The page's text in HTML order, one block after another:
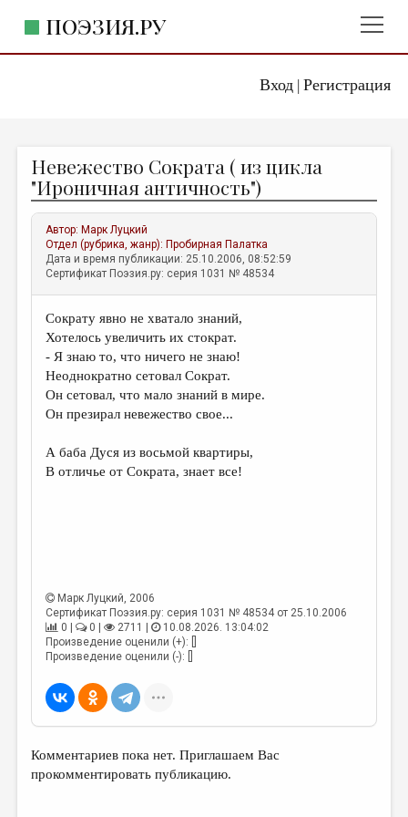
Вход| Регистрация
ПОЭЗИЯ.РУ
ЖАНРЫ
АВТОРЫ
КОММЕНТАРИИ
ЛИТСАЛОН
ПРАВИЛА САЙТА
ОТДЕЛЫ И РУБРИКИ
ИЗБРАННОЕ
ПРОИЗВЕДЕНИЯ
КНИЖНАЯ ПОЛКА
ОБЗОР ЛИТЕРАТУРЫ
СТРАНИЦЫ ПАМЯТИ
ОБЪЯВЛЕНИЯ
КОЛОНКА РЕДАКТОРА
РЕДКОЛЛЕГИЯ
Невежество Сократа ( из цикла
"Ироничная античность")
Автор: Марк Луцкий
Отдел (рубрика, жанр): Пробирная Палатка
Дата и время публикации: 25.10.2006, 08:52:59
Сертификат Поэзия.ру: серия 1031 № 48534
Сократу явно не хватало знаний,
Хотелось увеличить их стократ.
- Я знаю то, что ничего не знаю!
Неоднократно сетовал Сократ.
Он сетовал, что мало знаний в мире.
Он презирал невежество свое...
А баба Дуся из восьмой квартиры,
В отличье от Сократа, знает все!
Марк Луцкий, 2006
Сертификат Поэзия.ру: серия 1031 № 48534 от 25.10.2006
0 |
0 | 2711 |
10.08.2026. 13:04:02
Произведение оценили (+): []
Произведение оценили (-): []
Комментариев пока нет. Приглашаем Вас
прокомментировать публикацию.